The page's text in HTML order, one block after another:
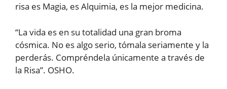
risa es Magia, es Alquimia, es la mejor medicina.
“La vida es en su totalidad una gran broma
cósmica. No es algo serio, tómala seriamente y la
perderás. Compréndela únicamente a través de
la Risa”. OSHO.